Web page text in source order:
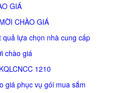
GIÁ
CHÀO GIÁ
quả lựa chọn nhà cung cấp
chào giá
1210
giá phục vụ gói mua sắm